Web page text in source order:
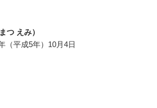
つ えみ）
（平成5年）10月4日